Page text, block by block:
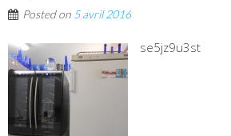
Posted on 5 avril 2016
se5jz9u3st